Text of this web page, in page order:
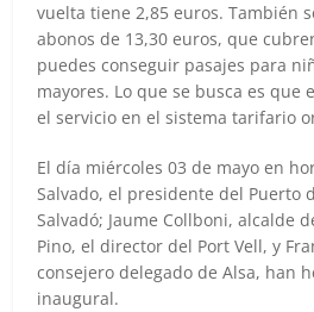
vuelta tiene 2,85 euros. También
abonos de 13,30 euros, que
puedes conseguir pasajes para
mayores. Lo que se busca es
el servicio en el sistema tarifario
El día miércoles 03 de mayo en
Salvado, el presidente del Puerto
Salvadó; Jaume Collboni, alcalde
Pino, el director del Port Vell, y
consejero delegado de Alsa, han
inaugural.